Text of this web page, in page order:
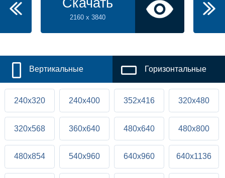
Скачать
2160 x 3840
Вертикальные Горизонтальные
240x320 240x400 352x416 320x480
320x568 360x640 480x640 480x800
480x854 540x960 640x960 640x1136